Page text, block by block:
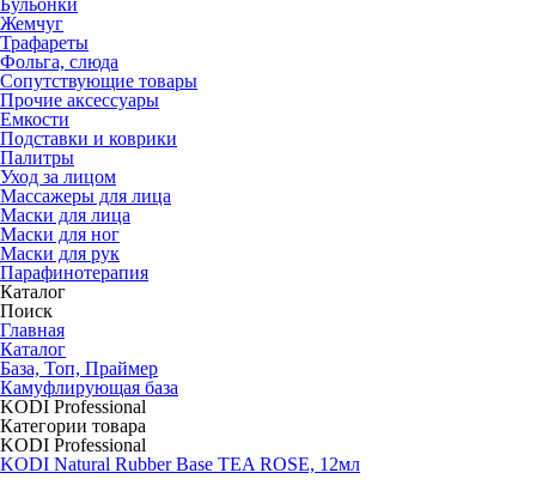
Бульонки
Жемчуг
Трафареты
Фольга, слюда
Сопутствующие товары
Прочие аксессуары
Емкости
Подставки и коврики
Палитры
Уход за лицом
Массажеры для лица
Маски для лица
Маски для ног
Маски для рук
Парафино­терапия
Каталог
Поиск
Главная
Каталог
База, Топ, Праймер
Камуфлирующая база
KODI Professional
Категории товара
KODI Professional
KODI Natural Rubber Base TEA ROSE, 12мл